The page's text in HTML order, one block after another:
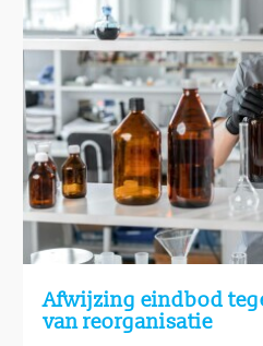
Afwijzing eindbod
van reorganisatie